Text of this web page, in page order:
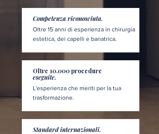
Competenza riconosciuta.
Oltre 15 anni di esperienza in chirurgia
estetica, dei capelli e bariatrica.
Oltre 10.000 procedure
eseguite.
L'esperienza che meriti per la tua
trasformazione.
Standard internazionali.